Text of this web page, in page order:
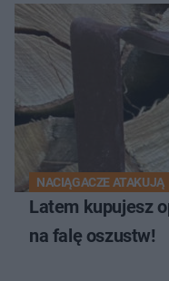
NACIĄGACZE ATAKUJĄ
Latem kupujesz
na falę oszustw!